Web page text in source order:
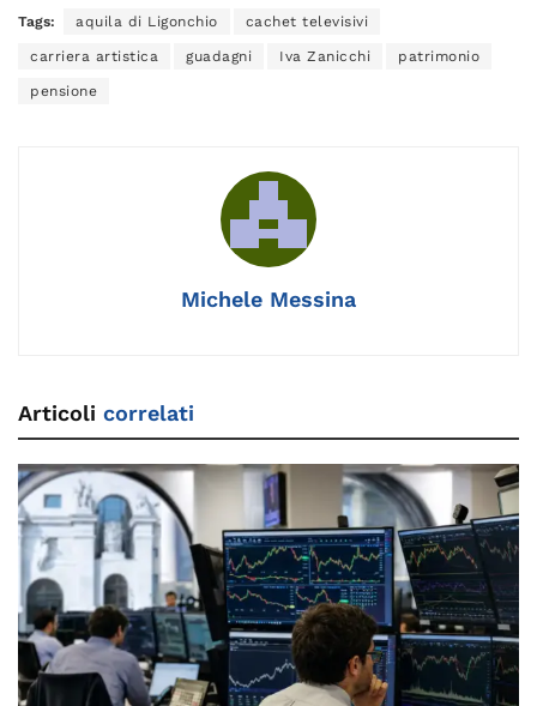
e
b
o
l
e
dI
gr
a
y
Li
a
d
re
st
A
Tags: aquila di Ligonchio cachet televisivi
carriera artistica guadagni Iva Zanicchi patrimonio
pensione
Michele Messina
Articoli correlati